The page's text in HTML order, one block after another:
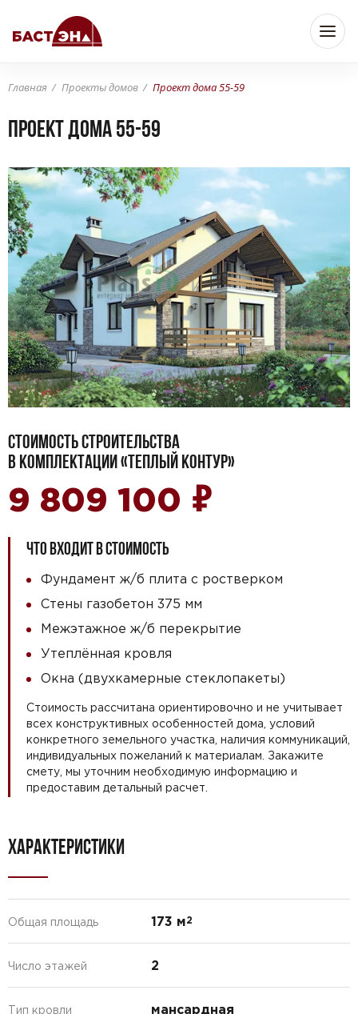
Главная Проекты домов Проект дома 55-59
Проект дома 55-59
СТОИМОСТЬ СТРОИТЕЛЬСТВА
В КОМПЛЕКТАЦИИ «ТЕПЛЫЙ КОНТУР»
9 809 100 ₽
ЧТО ВХОДИТ В СТОИМОСТЬ
Фундамент ж/б плита с ростверком
Стены газобетон 375 мм
Межэтажное ж/б перекрытие
Утеплённая кровля
Окна (двухкамерные стеклопакеты)
Стоимость рассчитана ориентировочно и не учитывает
всех конструктивных особенностей дома, условий
конкретного земельного участка, наличия коммуникаций,
индивидуальных пожеланий к материалам. Закажите
смету, мы уточним необходимую информацию и
предоставим детальный расчет.
ХАРАКТЕРИСТИКИ
Общая площадь 173 м2
Число этажей 2
Тип кровли мансардная